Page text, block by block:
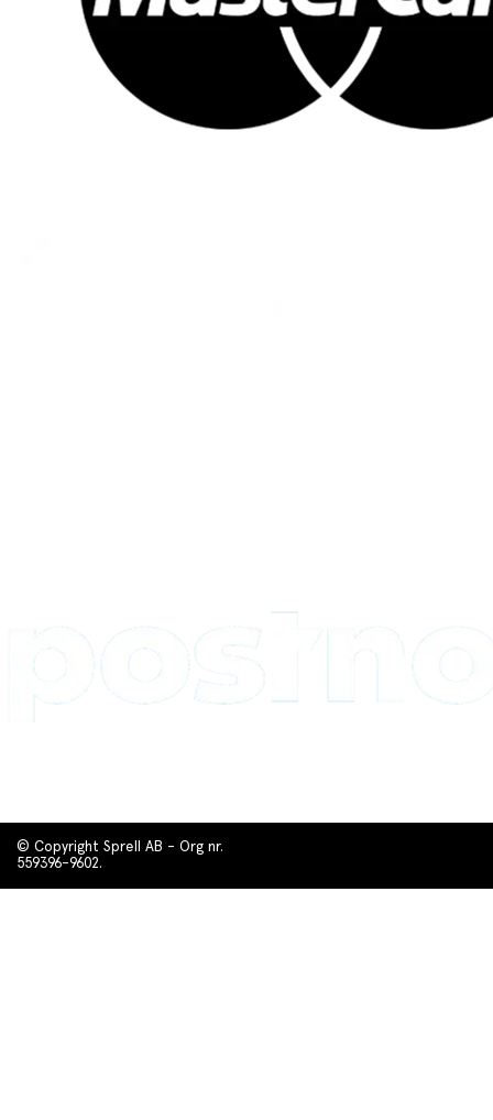
© Copyright Sprell AB - Org nr.
559396-9602.